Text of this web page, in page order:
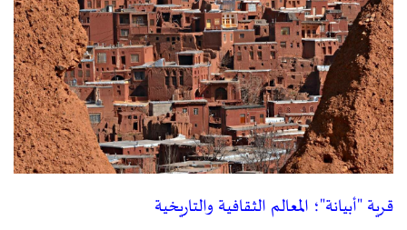
قرية "أبيانة"؛ المعالم الثقافية والتاريخية